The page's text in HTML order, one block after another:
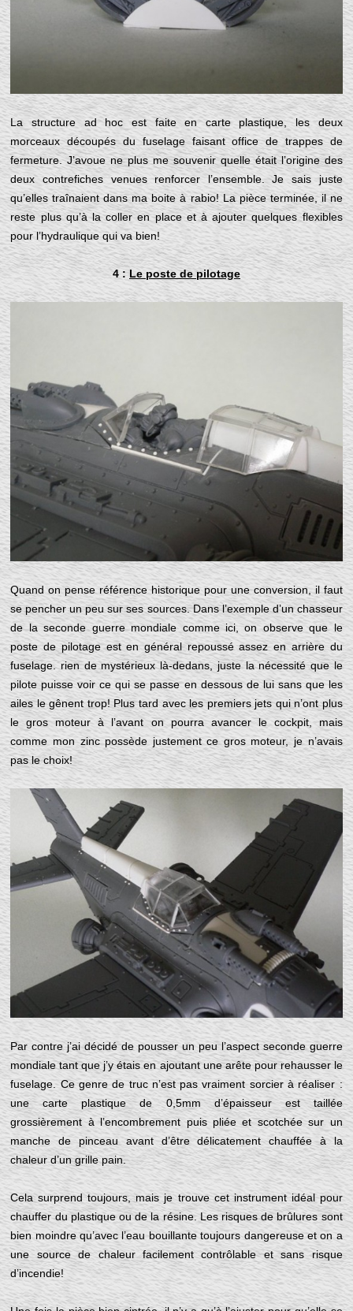
La structure ad hoc est faite en carte plastique, les deux
morceaux découpés du fuselage faisant office de trappes de
fermeture. J’avoue ne plus me souvenir quelle était l’origine des
deux contrefiches venues renforcer l’ensemble. Je sais juste
qu’elles traînaient dans ma boite à rabio! La pièce terminée, il ne
reste plus qu’à la coller en place et à ajouter quelques flexibles
pour l’hydraulique qui va bien!
4 : Le poste de pilotage
Quand on pense référence historique pour une conversion, il faut
se pencher un peu sur ses sources. Dans l’exemple d’un chasseur
de la seconde guerre mondiale comme ici, on observe que le
poste de pilotage est en général repoussé assez en arrière du
fuselage. rien de mystérieux là-dedans, juste la nécessité que le
pilote puisse voir ce qui se passe en dessous de lui sans que les
ailes le gênent trop! Plus tard avec les premiers jets qui n’ont plus
le gros moteur à l’avant on pourra avancer le cockpit, mais
comme mon zinc possède justement ce gros moteur, je n’avais
pas le choix!
Par contre j’ai décidé de pousser un peu l’aspect seconde guerre
mondiale tant que j’y étais en ajoutant une arête pour rehausser le
fuselage. Ce genre de truc n’est pas vraiment sorcier à réaliser :
une carte plastique de 0,5mm d’épaisseur est taillée
grossièrement à l’encombrement puis pliée et scotchée sur un
manche de pinceau avant d’être délicatement chauffée à la
chaleur d’un grille pain.
Cela surprend toujours, mais je trouve cet instrument idéal pour
chauffer du plastique ou de la résine. Les risques de brûlures sont
bien moindre qu’avec l’eau bouillante toujours dangereuse et on a
une source de chaleur facilement contrôlable et sans risque
d’incendie!